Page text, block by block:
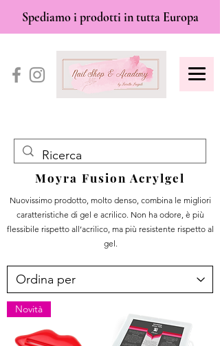
Spediamo i prodotti in tutta Europa
Moyra Fusion Acrylgel
Nuovissimo prodotto, molto denso, combina le migliori
caratteristiche di gel e acrilico. Non ha odore, è più
flessibile rispetto all’acrilico, ma più resistente rispetto al
gel.
Novità